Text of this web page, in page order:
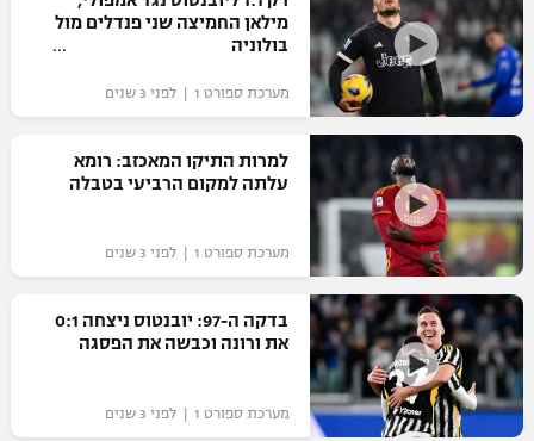
מילאן החמיצה שני פנדלים מול
בולוניה
מערכת ספורט 1 | לפני 3 שנים
למרות התיקו המאכזב: רומא
עלתה למקום הרביעי בטבלה
מערכת ספורט 1 | לפני 3 שנים
בדקה ה-97: יובנטוס ניצחה 0:1
את ורונה וכבשה את הפסגה
מערכת ספורט 1 | לפני 3 שנים